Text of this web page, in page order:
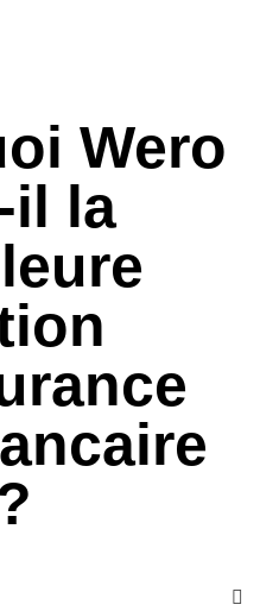
Wero
il la